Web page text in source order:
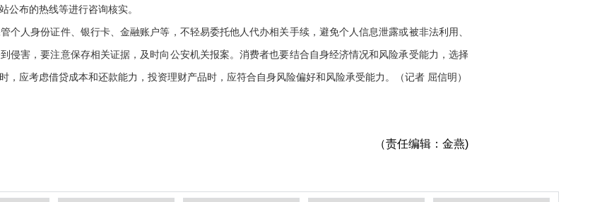
公布的热线等进行咨询核实。
人身份证件、银行卡、金融账户等，不轻易委托他人代办相关手续，避免个人信息泄露或被非法利用、
侵害，要注意保存相关证据，及时向公安机关报案。消费者也要结合自身经济情况和风险承受能力，选择
应考虑借贷成本和还款能力，投资理财产品时，应符合自身风险偏好和风险承受能力。（记者 屈信明）
（责任编辑：金燕)